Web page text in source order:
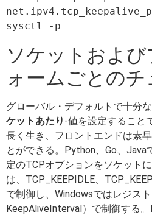
ソケットおよ
ォームごとの
グローバル・デフォルトで十分
ケットあたり -値を設定すること
長く生き、フロントエンドは素
とができる。Python、Go、Java
定のTCPオプションをソケット
は、TCP_KEEPIDLE、
で制御し、Windowsではレジス
KeepAliveInterval）で制御する